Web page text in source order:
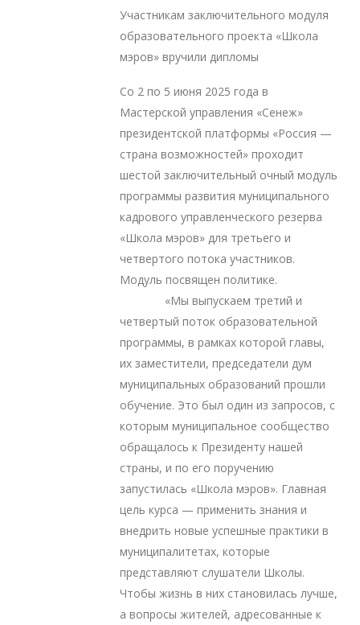
Участникам заключительного модуля
образовательного проекта «Школа
мэров» вручили дипломы
Со 2 по 5 июня 2025 года в
Мастерской управления «Сенеж»
президентской платформы «Россия —
страна возможностей» проходит
шестой заключительный очный модуль
программы развития муниципального
кадрового управленческого резерва
«Школа мэров» для третьего и
четвертого потока участников.
Модуль посвящен политике.
«Мы выпускаем третий и
четвертый поток образовательной
программы, в рамках которой главы,
их заместители, председатели дум
муниципальных образований прошли
обучение. Это был один из запросов, с
которым муниципальное сообщество
обращалось к Президенту нашей
страны, и по его поручению
запустилась «Школа мэров». Главная
цель курса — применить знания и
внедрить новые успешные практики в
муниципалитетах, которые
представляют слушатели Школы.
Чтобы жизнь в них становилась лучше,
а вопросы жителей, адресованные к